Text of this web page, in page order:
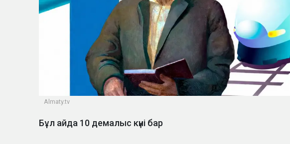
Almaty.tv
Бұл айда 10 демалыс күні бар